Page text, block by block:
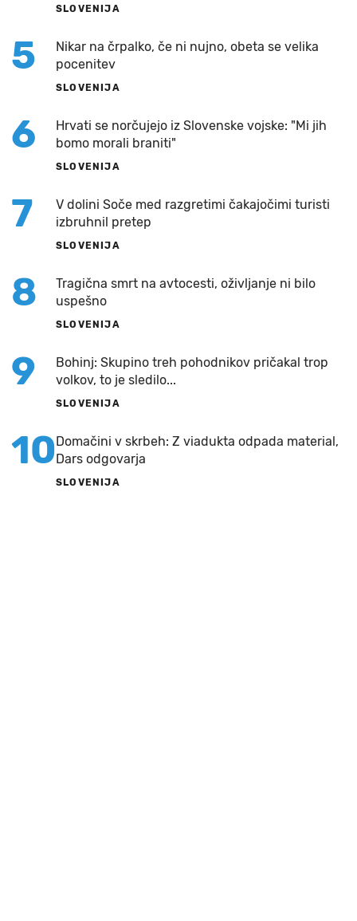
SLOVENIJA
5
Nikar na črpalko, če ni nujno, obeta se velika
pocenitev
SLOVENIJA
6
Hrvati se norčujejo iz Slovenske vojske: "Mi jih
bomo morali braniti"
SLOVENIJA
7
V dolini Soče med razgretimi čakajočimi turisti
izbruhnil pretep
SLOVENIJA
8
Tragična smrt na avtocesti, oživljanje ni bilo
uspešno
SLOVENIJA
9
Bohinj: Skupino treh pohodnikov pričakal trop
volkov, to je sledilo...
SLOVENIJA
10Domačini v skrbeh: Z viadukta odpada material,
Dars odgovarja
SLOVENIJA